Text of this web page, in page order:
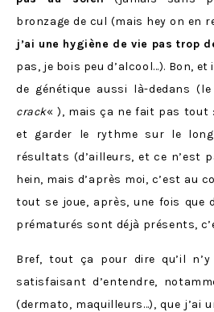
bronzage de cul (mais hey on en
j’ai une hygiène de vie pas trop
pas, je bois peu d’alcool…). Bon,
de génétique aussi là-dedans
crack« ), mais ça ne fait pas tout
et garder le rythme sur le
résultats (d’ailleurs, et ce n’est
hein, mais d’après moi, c’est au
tout se joue, après, une fois que
prématurés sont déjà présents,
Bref, tout ça pour dire qu’il
satisfaisant d’entendre,
(dermato, maquilleurs…), que j’ai